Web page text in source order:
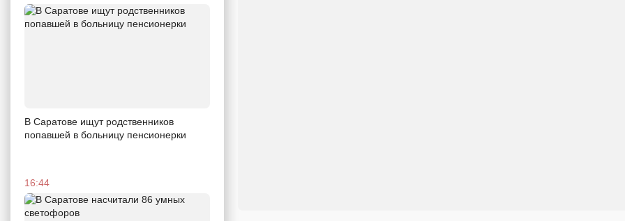
В Саратове ищут родственников
попавшей в больницу пенсионерки
16:44